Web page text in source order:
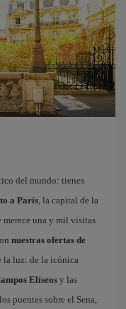
del mundo: tienes
a París, la capital de la
merece una y mil visitas
nuestras ofertas de
la luz: de la icónica
Elíseosy las
puentes sobre el Sena,